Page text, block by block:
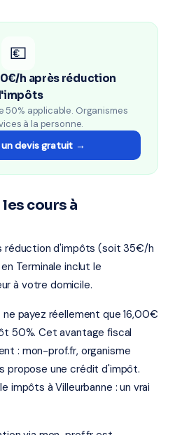
💶
h après réduction
50% applicable. Organismes
à la personne.
devis gratuit →
cours à
réduction d'impôts (soit 35€/h
Terminale inclut le
à votre domicile.
payez réellement que 16,00€
50%. Cet avantage fiscal
: mon-prof.fr, organisme
propose une crédit d'impôt.
impôts à Villeurbanne : un vrai